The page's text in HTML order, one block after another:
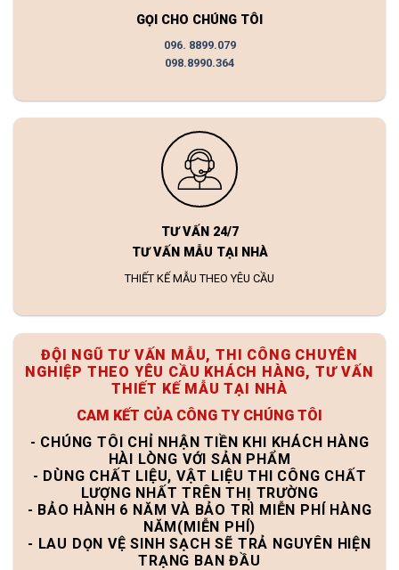
GỌI CHO CHÚNG TÔI
096. 8899.079
098.8990.364
TƯ VẤN 24/7
TƯ VẤN MẪU TẠI NHÀ
THIẾT KẾ MẪU THEO YÊU CẦU
ĐỘI NGŨ TƯ VẤN MẪU, THI CÔNG CHUYÊN
NGHIỆP THEO YÊU CẦU KHÁCH HÀNG, TƯ VẤN
THIẾT KẾ MẪU TẠI NHÀ
CAM KẾT CỦA CÔNG TY CHÚNG TÔI
- CHÚNG TÔI CHỈ NHẬN TIỀN KHI KHÁCH HÀNG
HÀI LÒNG VỚI SẢN PHẨM
- DÙNG CHẤT LIỆU, VẬT LIỆU THI CÔNG CHẤT
LƯỢNG NHẤT TRÊN THỊ TRƯỜNG
- BẢO HÀNH 6 NĂM VÀ BẢO TRÌ MIỄN PHÍ HÀNG
NĂM(MIỄN PHÍ)
- LAU DỌN VỆ SINH SẠCH SẼ TRẢ NGUYÊN HIỆN
TRẠNG BAN ĐẦU